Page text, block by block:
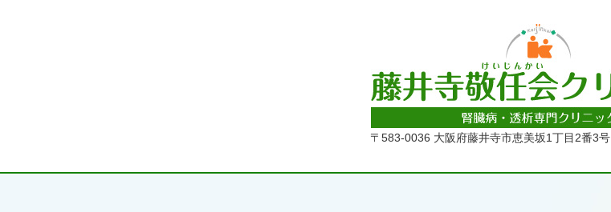
〒583-0036 大阪府藤井寺市恵美坂1丁目2番3号